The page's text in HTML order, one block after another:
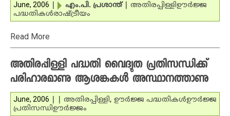
June, 2006 എം.പി. പ്രശാന്ത് അതിരപ്പിള്ളിഊര്‍ജ്ജ
പദ്ധതികള്‍രാഷ്ട്രീയം
Read More
അതിരപ്പിള്ളി പദ്ധതി വൈദ്യുത പ്രതിസന്ധിക്ക്
പരിഹാരമാണു ആശങ്കകള്‍ അസ്ഥാനത്താണു
June, 2006 അതിരപ്പിള്ളി, ഊര്‍ജ്ജ പദ്ധതികള്‍ഊര്‍ജ്ജ
പ്രതിസന്ധിഊര്‍ജ്ജം